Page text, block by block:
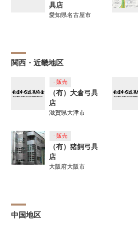
具店
愛知県名古屋市
関西・近畿地区
- 販売
（有）大倉弓具
店
滋賀県大津市
- 販売
（有）猪飼弓具
店
大阪府大阪市
中国地区